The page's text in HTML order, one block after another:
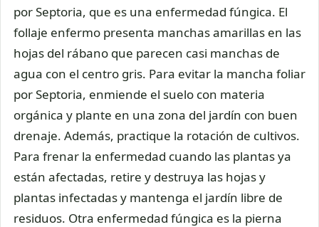
por Septoria, que es una enfermedad fúngica. El
follaje enfermo presenta manchas amarillas en las
hojas del rábano que parecen casi manchas de
agua con el centro gris. Para evitar la mancha foliar
por Septoria, enmiende el suelo con materia
orgánica y plante en una zona del jardín con buen
drenaje. Además, practique la rotación de cultivos.
Para frenar la enfermedad cuando las plantas ya
están afectadas, retire y destruya las hojas y
plantas infectadas y mantenga el jardín libre de
residuos. Otra enfermedad fúngica es la pierna